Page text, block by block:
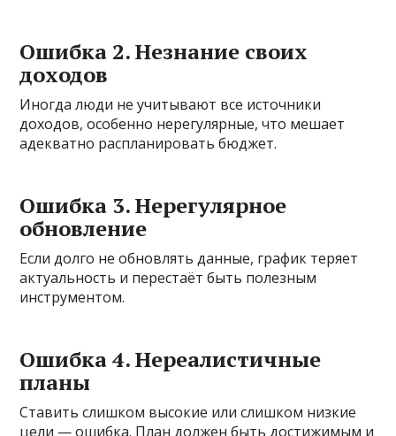
Ошибка 2. Незнание своих
доходов
Иногда люди не учитывают все источники
доходов, особенно нерегулярные, что мешает
адекватно распланировать бюджет.
Ошибка 3. Нерегулярное
обновление
Если долго не обновлять данные, график теряет
актуальность и перестаёт быть полезным
инструментом.
Ошибка 4. Нереалистичные
планы
Ставить слишком высокие или слишком низкие
цели — ошибка. План должен быть достижимым и